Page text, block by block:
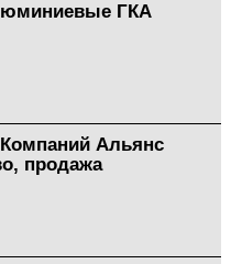
ГКА
Альянс
продажа